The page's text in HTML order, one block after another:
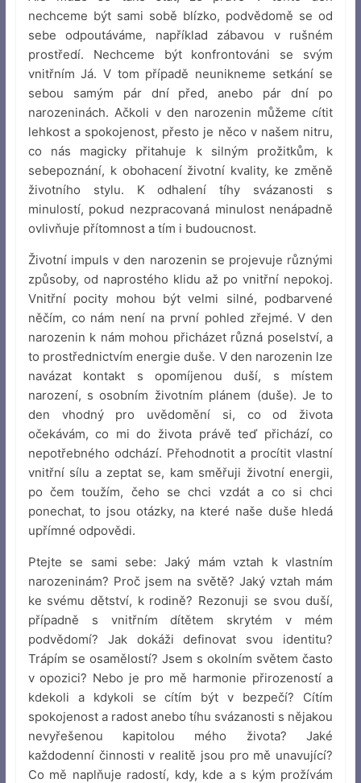
nechceme být sami sobě blízko, podvědomě se od
sebe odpoutáváme, například zábavou v rušném
prostředí. Nechceme být konfrontováni se svým
vnitřním Já. V tom případě neunikneme setkání se
sebou samým pár dní před, anebo pár dní po
narozeninách. Ačkoli v den narozenin můžeme cítit
lehkost a spokojenost, přesto je něco v našem nitru,
co nás magicky přitahuje k silným prožitkům, k
sebepoznání, k obohacení životní kvality, ke změně
životního stylu. K odhalení tíhy svázanosti s
minulostí, pokud nezpracovaná minulost nenápadně
ovlivňuje přítomnost a tím i budoucnost.
Životní impuls v den narozenin se projevuje různými
způsoby, od naprostého klidu až po vnitřní nepokoj.
Vnitřní pocity mohou být velmi silné, podbarvené
něčím, co nám není na první pohled zřejmé. V den
narozenin k nám mohou přicházet různá poselství, a
to prostřednictvím energie duše. V den narozenin lze
navázat kontakt s opomíjenou duší, s místem
narození, s osobním životním plánem (duše). Je to
den vhodný pro uvědomění si, co od života
očekávám, co mi do života právě teď přichází, co
nepotřebného odchází. Přehodnotit a procítit vlastní
vnitřní sílu a zeptat se, kam směřuji životní energii,
po čem toužím, čeho se chci vzdát a co si chci
ponechat, to jsou otázky, na které naše duše hledá
upřímné odpovědi.
Ptejte se sami sebe: Jaký mám vztah k vlastním
narozeninám? Proč jsem na světě? Jaký vztah mám
ke svému dětství, k rodině? Rezonuji se svou duší,
případně s vnitřním dítětem skrytém v mém
podvědomí? Jak dokáži definovat svou identitu?
Trápím se osamělostí? Jsem s okolním světem často
v opozici? Nebo je pro mě harmonie přirozeností a
kdekoli a kdykoli se cítím být v bezpečí? Cítím
spokojenost a radost anebo tíhu svázanosti s nějakou
nevyřešenou kapitolou mého života? Jaké
každodenní činnosti v realitě jsou pro mě unavující?
Co mě naplňuje radostí, kdy, kde a s kým prožívám